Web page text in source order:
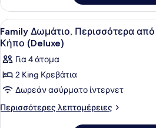
Deluxe,
Δωμάτιο,
2
Μονά
Κρεβάτια
Προβολή
όλων
των
φωτογραφιών
για
Family
Δωμάτιο,
Ένα
1
Family Δωμάτιο, Περισσότερα
Κήπο (Deluxe)
Για 4 άτομα
2 King Κρεβάτια
Δωρεάν ασύρματο ίντερνετ
Περισσότερες λεπτομέρειες
Περισσότερες